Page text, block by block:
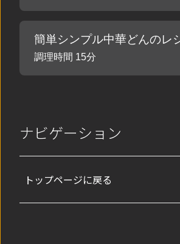
簡単シンプル中華どんのレ
調理時間 15分
ナビゲーション
トップページに戻る